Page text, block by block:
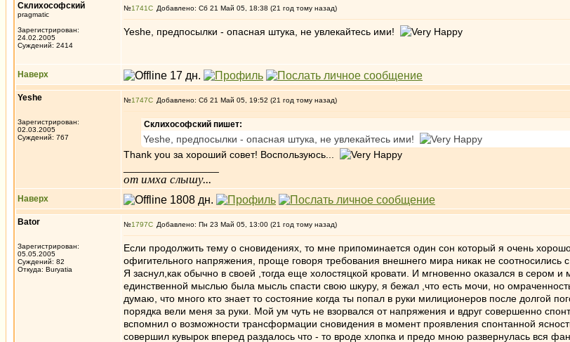
Склихософский
pragmatic
Зарегистрирован:
24.02.2005
Суждений: 2414
№1741 Добавлено: Сб 21 Май 05, 18:38 (21 год тому назад)
Yeshe, предпосылки - опасная штука, не увлекайтесь ими!
Наверх
Yeshe
Зарегистрирован:
02.03.2005
Суждений: 767
№1747 Добавлено: Сб 21 Май 05, 19:52 (21 год тому назад)
Склихософский пишет:
Yeshe, предпосылки - опасная штука, не увлекайтесь ими!
Thank you за хороший совет! Воспользуюсь...
от имха слышу...
Наверх
Bator
Зарегистрирован:
05.05.2005
Суждений: 82
Откуда: Buryatia
№1797 Добавлено: Пн 23 Май 05, 13:00 (21 год тому назад)
Если продолжить тему о сновидениях, то мне припоминается один сон который я очень
офигительного напряжения, проще говоря требования внешнего мира никак не соотносились
Я заснул,как обычно в своей ,тогда еще холостяцкой кровати. И мгновенно оказался в
единственной мыслью была мысль спасти свою шкуру, я бежал ,что есть мочи, но
думаю, что много кто знает то состояние когда ты попал в руки милиционеров после долгой
порядка вели меня за руки. Мой ум чуть не взорвался от напряжения и вдруг совершенно
вспомнил о возможности трансформации сновидения в момент проявления спонтанной
совершил кувырок вперед раздалось что - то вроде хлопка и предо мною развернулась вся